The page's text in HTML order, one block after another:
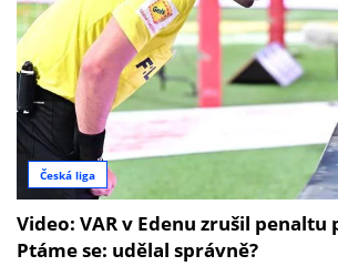
Česká liga
Video: VAR v Edenu zrušil penaltu
Ptáme se: udělal správně?